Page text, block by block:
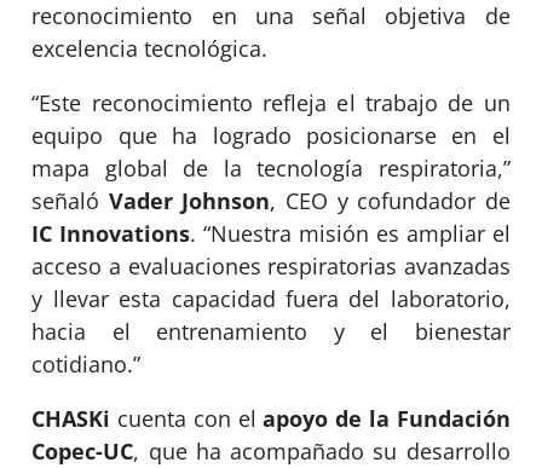
reconocimiento en una señal objetiva de
excelencia tecnológica.
“Este reconocimiento refleja el trabajo de un
equipo que ha logrado posicionarse en el
mapa global de la tecnología respiratoria,”
señaló Vader Johnson, CEO y cofundador de
IC Innovations. “Nuestra misión es ampliar el
acceso a evaluaciones respiratorias avanzadas
y llevar esta capacidad fuera del laboratorio,
hacia el entrenamiento y el bienestar
cotidiano.”
CHASKi cuenta con elapoyo de la Fundación
Copec-UC, que ha acompañado su desarrollo